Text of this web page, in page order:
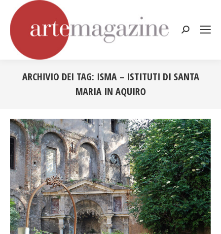
Cerca:
ARCHIVIO DEI TAG: ISMA – ISTITUTI DI SANTA
MARIA IN AQUIRO